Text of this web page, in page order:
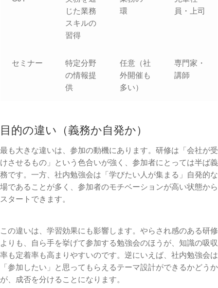
じた業務
スキルの
習得
環
員・上司
セミナー
特定分野
の情報提
供
任意（社
外開催も
多い）
専門家・
講師
目的の違い（義務か自発か）
最も大きな違いは、参加の動機にあります。研修は「会社が受
けさせるもの」という色合いが強く、参加者にとっては半ば義
務です。一方、社内勉強会は「学びたい人が集まる」自発的な
場であることが多く、参加者のモチベーションが高い状態から
スタートできます。
この違いは、学習効果にも影響します。やらされ感のある研修
よりも、自ら手を挙げて参加する勉強会のほうが、知識の吸収
率も定着率も高まりやすいのです。逆にいえば、社内勉強会は
「参加したい」と思ってもらえるテーマ設計ができるかどうか
が、成否を分けることになります。